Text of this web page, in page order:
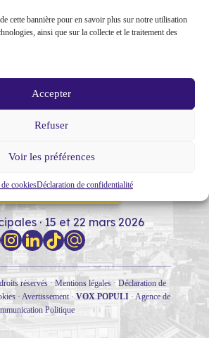
cette bannière pour en savoir plus sur notre utilisation
ainsi que sur la collecte et le traitement des
Accepter
Refuser
Voir les préférences
cookiesDéclaration de confidentialité
PROGRAMME
NOUS !
· 15 et 22 mars 2026
réservés ·Mentions légales· Déclaration de
· Avertissement· VOX POPULI· Agence de
Politique